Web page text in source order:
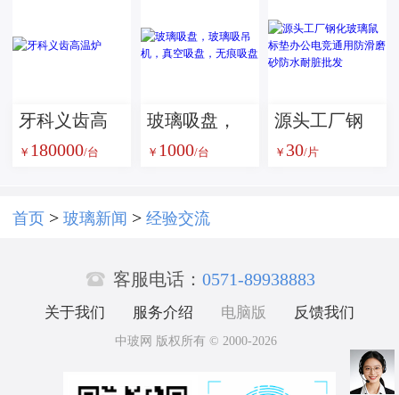
案
牙科义齿高
温炉
￥ 180000/台
玻璃吸盘，
玻璃吸吊
盘，无痕吸
￥ 1000/台
源头工厂钢
化玻璃鼠标
批发
￥ 30/片
首页 > 玻璃新闻 > 经验交流
 客服电话： 0571-89938883
关于我们 服务介绍 电脑版 反馈我们
中玻网 版权所有 © 2000-2026